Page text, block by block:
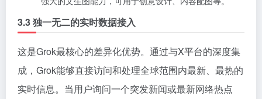
3.3 独一无二的实时数据接入
这是Grok最核心的差异化优势。通过与X平台的深度集
成，Grok能够直接访问和处理全球范围内最新、最热的
实时信息。当用户询问一个突发新闻或最新网络热点